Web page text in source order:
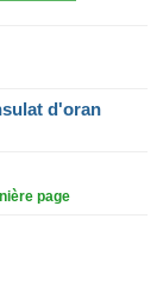
d'oran
page